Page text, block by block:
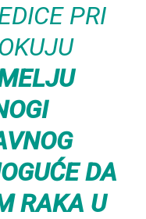
PRI
DA
RAKA U